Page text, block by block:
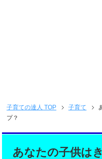
子育ての達人 TOP 子育て
プ？
あなたの子供は